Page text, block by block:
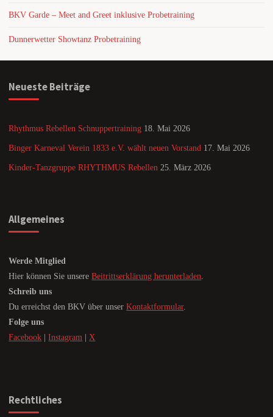
BKV Garde – Meet and Greet inklusive Probetraining
Dunnerwetter Showtanz Probetraining
Neueste Beiträge
Rhythmus Rebellen Schnuppertraining 18. Mai 2026
Binger Karneval Verein 1833 e.V. wählt neuen Vorstand 17. Mai 2026
Kinder-Tanzgruppe RHYTHMUS Rebellen 25. März 2026
Allgemeines
Werde Mitglied
Hier können Sie unsereBeitrittserklärung herunterladen
Schreib uns
Du erreichst den BKV über unserKontaktformular.
Folge uns
Facebook |Instagram | X
Rechtliches